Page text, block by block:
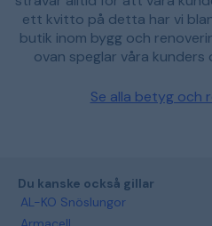
ett kvitto på detta har vi
butik inom bygg och
ovan speglar våra
Se alla betyg och
Du kanske också gillar
AL-KO Snöslungor